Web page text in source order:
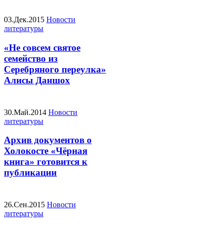
03.Дек.2015 Новости
литературы
«Не совсем святое
семейство из
Серебряного переулка»
Алисы Даншох
30.Май.2014 Новости
литературы
Архив документов о
Холокосте «Чёрная
книга» готовится к
публикации
26.Сен.2015 Новости
литературы